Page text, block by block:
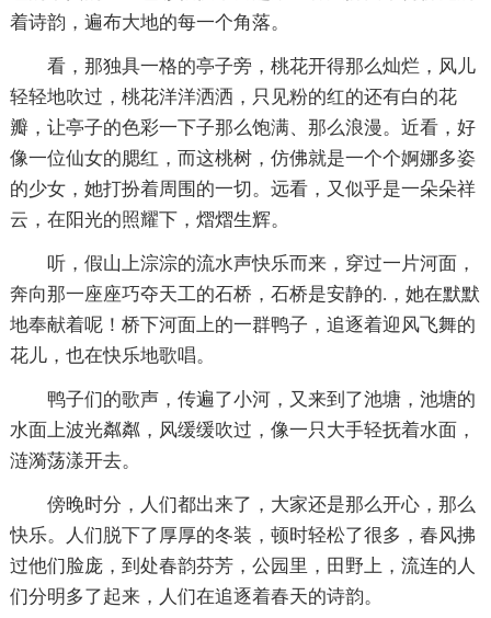
着诗韵，遍布大地的每一个角落。
看，那独具一格的亭子旁，桃花开得那么灿烂，风儿
轻轻地吹过，桃花洋洋洒洒，只见粉的红的还有白的花
瓣，让亭子的色彩一下子那么饱满、那么浪漫。近看，好
像一位仙女的腮红，而这桃树，仿佛就是一个个婀娜多姿
的少女，她打扮着周围的一切。远看，又似乎是一朵朵祥
云，在阳光的照耀下，熠熠生辉。
听，假山上淙淙的流水声快乐而来，穿过一片河面，
奔向那一座座巧夺天工的石桥，石桥是安静的.，她在默默
地奉献着呢！桥下河面上的一群鸭子，追逐着迎风飞舞的
花儿，也在快乐地歌唱。
鸭子们的歌声，传遍了小河，又来到了池塘，池塘的
水面上波光粼粼，风缓缓吹过，像一只大手轻抚着水面，
涟漪荡漾开去。
傍晚时分，人们都出来了，大家还是那么开心，那么
快乐。人们脱下了厚厚的冬装，顿时轻松了很多，春风拂
过他们脸庞，到处春韵芬芳，公园里，田野上，流连的人
们分明多了起来，人们在追逐着春天的诗韵。